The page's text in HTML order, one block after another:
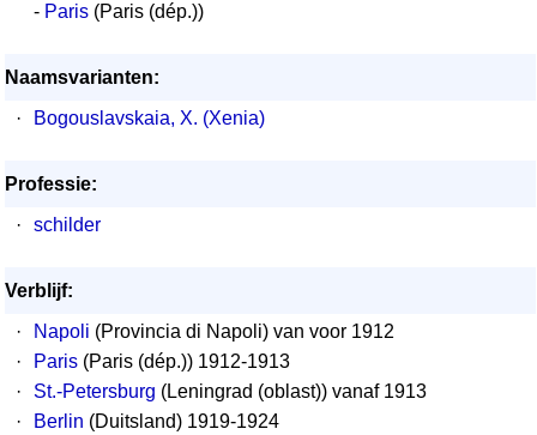
- Paris (Paris (dép.))
Naamsvarianten:
·
Bogouslavskaia, X. (Xenia)
Professie:
·
schilder
Verblijf:
·
Napoli (Provincia di Napoli) van voor 1912
·
Paris (Paris (dép.)) 1912-1913
·
St.-Petersburg (Leningrad (oblast)) vanaf 1913
·
Berlin (Duitsland) 1919-1924